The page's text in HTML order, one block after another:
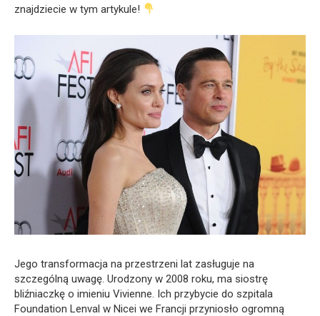
znajdziecie w tym artykule!
Jego transformacja na przestrzeni lat zasługuje na
szczególną uwagę. Urodzony w 2008 roku, ma siostrę
bliźniaczkę o imieniu Vivienne. Ich przybycie do szpitala
Foundation Lenval w Nicei we Francji przyniosło ogromną